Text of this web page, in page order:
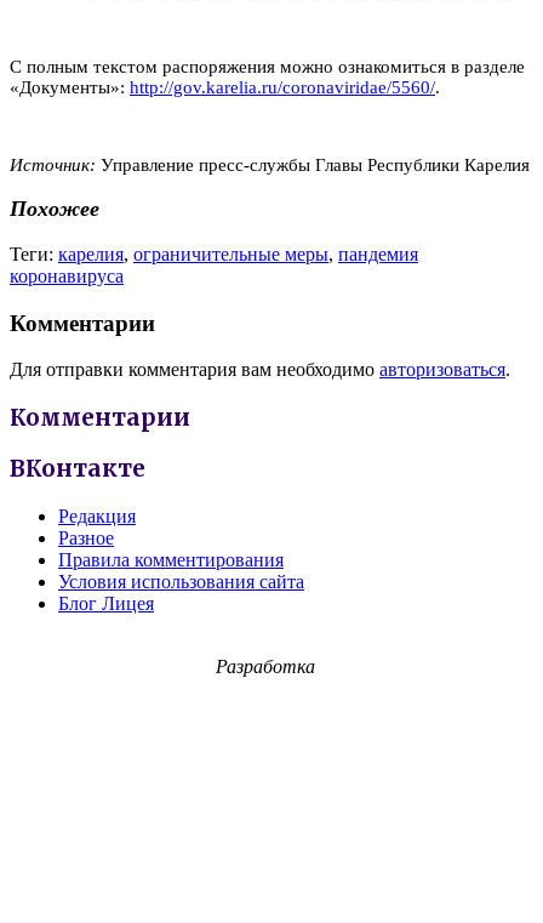
С полным текстом распоряжения можно ознакомиться в разделе
«Документы»: http://gov.karelia.ru/coronaviridae/5560/.
Источник: Управление пресс-службы Главы Республики Карелия
Похожее
Теги: карелия, ограничительные меры, пандемия
коронавируса
Комментарии
Для отправки комментария вам необходимо авторизоваться.
Комментарии
ВКонтакте
Редакция
Разное
Правила комментирования
Условия использования сайта
Блог Лицея
Разработка